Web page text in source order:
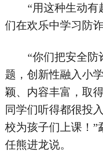
“用这种生动有
们在欢乐中学习防
“你们把安全
题，创新性融入小
颖、内容丰富，取
同学们听得都很投
校为孩子们上课！”
任熊进龙说。